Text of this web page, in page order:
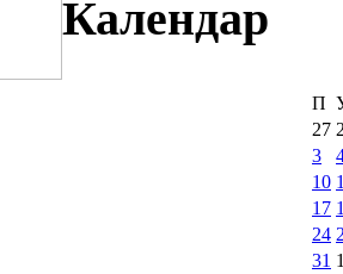
Календар
П
27
3
10
17
24
31